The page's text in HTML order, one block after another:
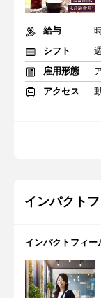
給与
シフト
雇用形態
アクセス
インパクト
インパクトフィー